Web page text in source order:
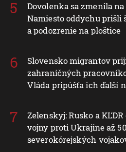
Dovolenka sa zmenila
Namiesto oddychu prišli
a podozrenie na ploštice
Slovensko migrantov
zahraničných
Vláda pripúšťa ich ďalší
Zelenskyj: Rusko a
vojny proti Ukrajine až
severokórejských